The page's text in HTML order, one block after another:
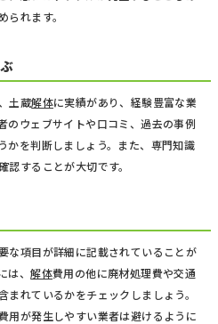
れます。
土蔵解体に実績があり、経験豊富な業
のウェブサイトや口コミ、過去の事例
かを判断しましょう。また、専門知識
することが大切です。
な項目が詳細に記載されていることが
は、解体費用の他に廃材処理費や交通
れているかをチェックしましょう。
用が発生しやすい業者は避けるように